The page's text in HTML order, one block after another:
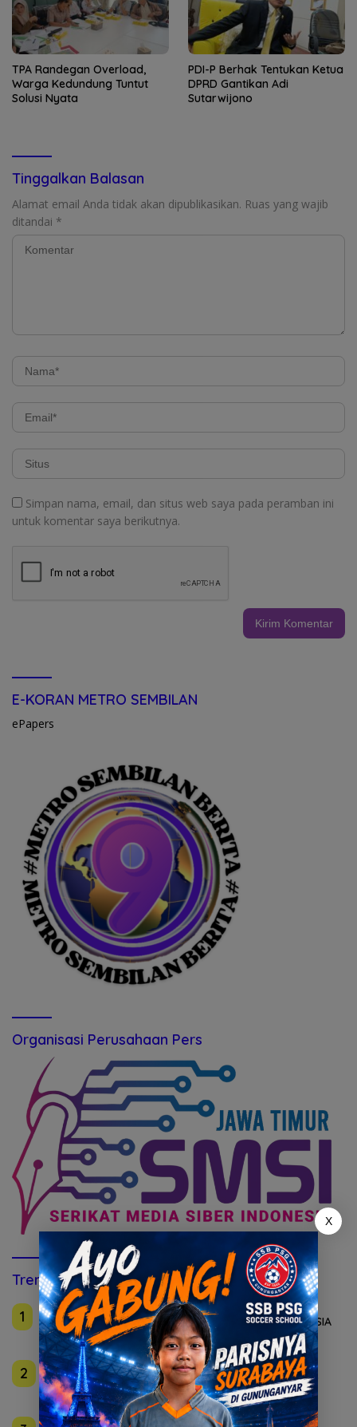
TPA Randegan Overload,
Warga Kedundung Tuntut
Solusi Nyata
PDI-P Berhak Tentukan Ketua
DPRD Gantikan Adi
Sutarwijono
Tinggalkan Balasan
Alamat email Anda tidak akan dipublikasikan. Ruas yang wajib
ditandai *
Simpan nama, email, dan situs web saya pada peramban ini
untuk komentar saya berikutnya.
E-KORAN METRO SEMBILAN
ePapers
Organisasi Perusahaan Pers
Trending this Week
1
Agustus 2, 2026
Inul Daratista Bedah Keunggulan Bayi Tabung di RSIA
Ferina
2 Agustus 2, 2026
Golkar Mojokerto Panasi Mesin Incar 10 Kursi DPRD
2029
Agustus 1, 2026
X